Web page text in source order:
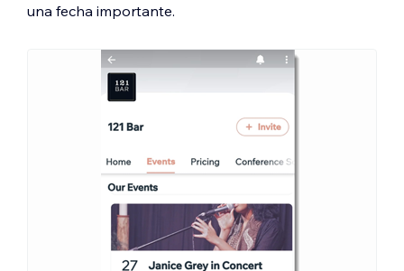
una fecha importante.